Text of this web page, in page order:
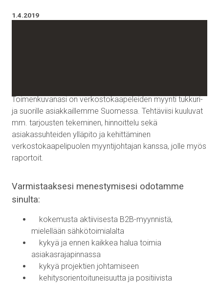
1.4.2019
Toimenkuvanasi on verkostokaapeleiden myynti tukkuri-
ja suorille asiakkaillemme Suomessa. Tehtäviisi kuuluvat
mm. tarjousten tekeminen, hinnoittelu sekä
asiakassuhteiden ylläpito ja kehittäminen
verkostokaapelipuolen myyntijohtajan kanssa, jolle myös
raportoit.
Varmistaaksesi menestymisesi odotamme
sinulta:
kokemusta aktiivisesta B2B-myynnistä,
mielellään sähkötoimialalta
kykyä ja ennen kaikkea halua toimia
asiakasrajapinnassa
kykyä projektien johtamiseen
kehitysorientoituneisuutta ja positiivista